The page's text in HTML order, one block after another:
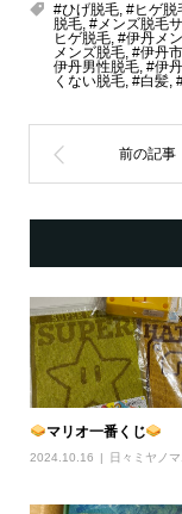
#ひげ脱毛, #ヒゲ脱
脱毛, #メンズ脱毛
ヒゲ脱毛, #伊丹メ
メンズ脱毛, #伊丹
伊丹男性脱毛, #伊
くない脱毛, #白髪,
マリオ一番くじ
2024.10.16 日々ミヤノマ